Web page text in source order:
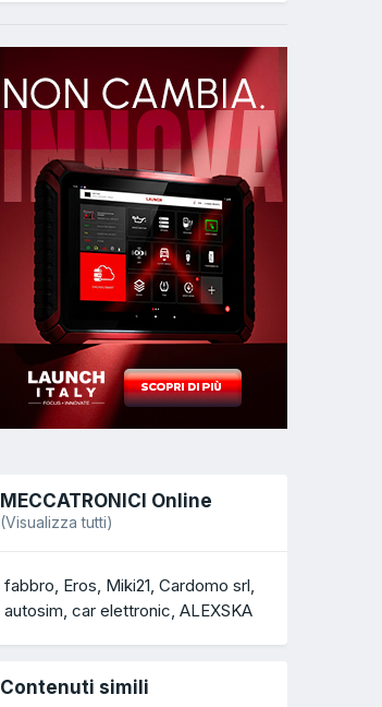
MECCATRONICI Online
(Visualizza tutti)
fabbro Eros Miki21 Cardomo srl
autosim car elettronic ALEXSKA
Contenuti simili